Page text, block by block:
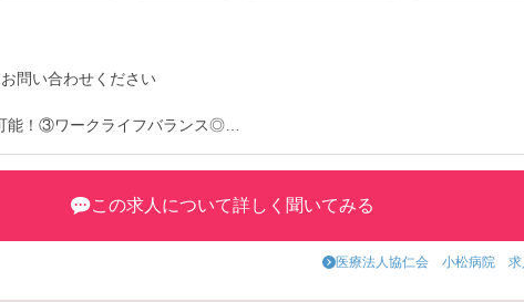
問い合わせください
能！③ワークライフバランス◎
対応している24時間保育所も備えている等、急性期の病院ながら技術・
多数働いておられますのでワークライフバランスの充実にも重きを置
この求人について詳しく聞いてみる
医療法人協仁会 小松病院 求